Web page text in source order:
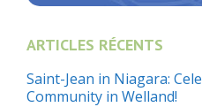
ARTICLES RÉCENTS
Saint-Jean in Niagara:
Community in Welland!